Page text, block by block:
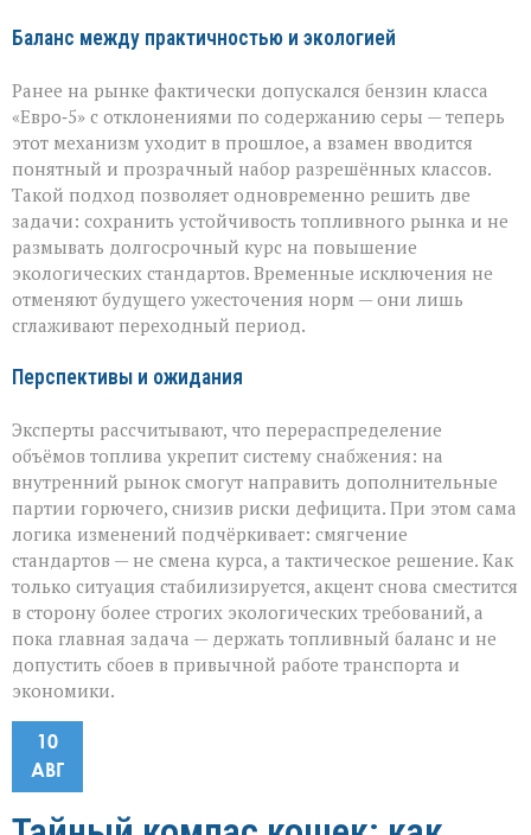
Баланс между практичностью и экологией
Ранее на рынке фактически допускался бензин класса
«Евро‑5» с отклонениями по содержанию серы — теперь
этот механизм уходит в прошлое, а взамен вводится
понятный и прозрачный набор разрешённых классов.
Такой подход позволяет одновременно решить две
задачи: сохранить устойчивость топливного рынка и не
размывать долгосрочный курс на повышение
экологических стандартов. Временные исключения не
отменяют будущего ужесточения норм — они лишь
сглаживают переходный период.
Перспективы и ожидания
Эксперты рассчитывают, что перераспределение
объёмов топлива укрепит систему снабжения: на
внутренний рынок смогут направить дополнительные
партии горючего, снизив риски дефицита. При этом сама
логика изменений подчёркивает: смягчение
стандартов — не смена курса, а тактическое решение. Как
только ситуация стабилизируется, акцент снова сместится
в сторону более строгих экологических требований, а
пока главная задача — держать топливный баланс и не
допустить сбоев в привычной работе транспорта и
экономики.
10
АВГ